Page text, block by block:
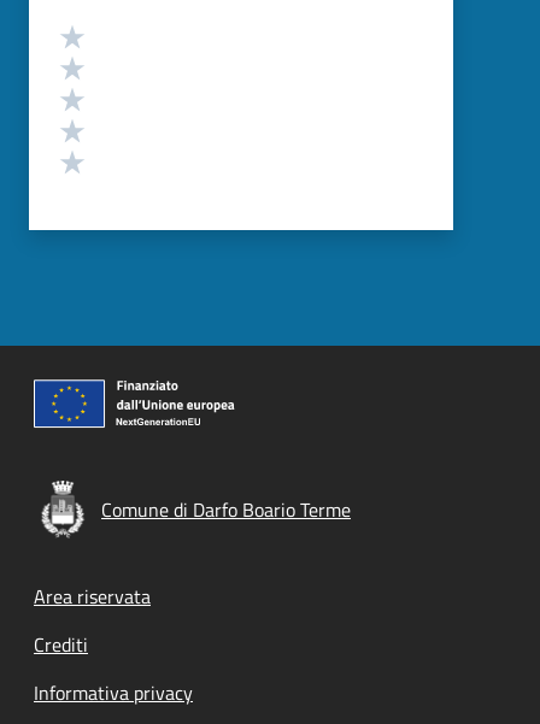
Valutazione
Comune di Darfo Boario Terme
Footer menu
Area riservata
Crediti
Informativa privacy